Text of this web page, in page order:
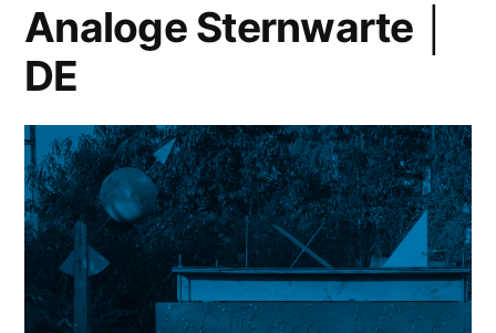
Analoge Sternwarte │
DE